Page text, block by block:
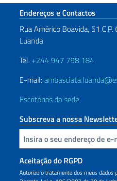
Seção de
Endereços e Contactos
Rua Américo Boavida, 51
Luanda
Tel. +244 947 798 184
E-mail:
Escritórios da sede
Subscreva a nossa
Inserisci la tua email
Aceitação do RGPD
Autorizo o tratamento dos meus dados